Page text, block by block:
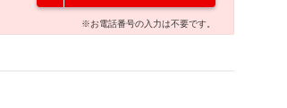
※お電話番号の入力は不要です。